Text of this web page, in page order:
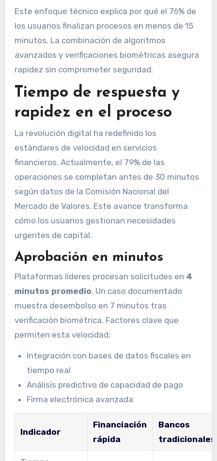
Este enfoque técnico explica por qué el 76% de
los usuarios finalizan procesos en menos de 15
minutos. La combinación de algoritmos
avanzados y verificaciones biométricas asegura
rapidez sin comprometer seguridad.
Tiempo de respuesta y
rapidez en el proceso
La revolución digital ha redefinido los
estándares de velocidad en servicios
financieros. Actualmente, el 79% de las
operaciones se completan antes de 30 minutos
según datos de la Comisión Nacional del
Mercado de Valores. Este avance transforma
cómo los usuarios gestionan necesidades
urgentes de capital.
Aprobación en minutos
Plataformas líderes procesan solicitudes en 4
minutos promedio. Un caso documentado
muestra desembolso en 7 minutos tras
verificación biométrica. Factores clave que
permiten esta velocidad:
Integración con bases de datos fiscales en
tiempo real
Análisis predictivo de capacidad de pago
Firma electrónica avanzada
Indicador
Financiación
rápida
Bancos
tradicionales